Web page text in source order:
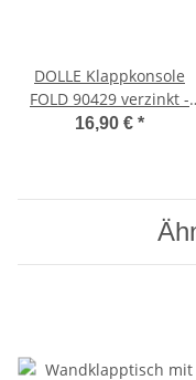
DOLLE Klappkonsole
FOLD 90429 verzinkt -
Klappenaussteller -
16,90 € *